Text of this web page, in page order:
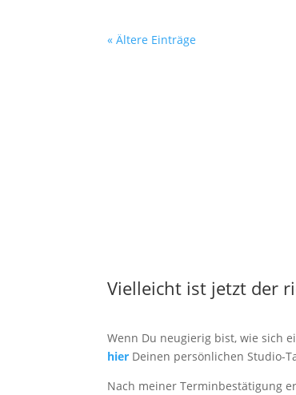
« Ältere Einträge
Vielleicht ist jetzt der
Wenn Du neugierig bist, wie sich
hier Deinen persönlichen Studio-
Nach meiner Terminbestätigung